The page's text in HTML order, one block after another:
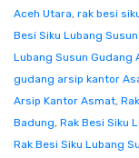
Aceh Utara, rak besi
Besi Siku Lubang
Lubang Susun Gudang
gudang arsip kantor
Arsip Kantor Asmat,
Badung, Rak Besi Siku
Rak Besi Siku Lubang